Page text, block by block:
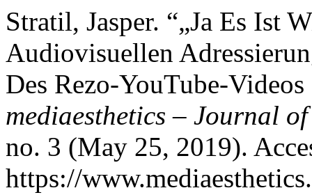
Stratil, Jasper. “„Ja Es Ist
Audiovisuellen
Des Rezo-YouTube-
mediaesthetics – Journal
no. 3 (May 25, 2019).
https://